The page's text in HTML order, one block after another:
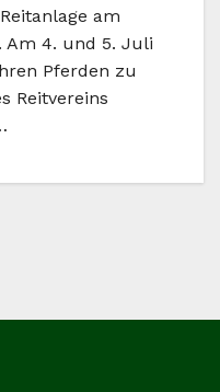
am
Am 4. und 5. Juli
Pferden zu
Reitvereins